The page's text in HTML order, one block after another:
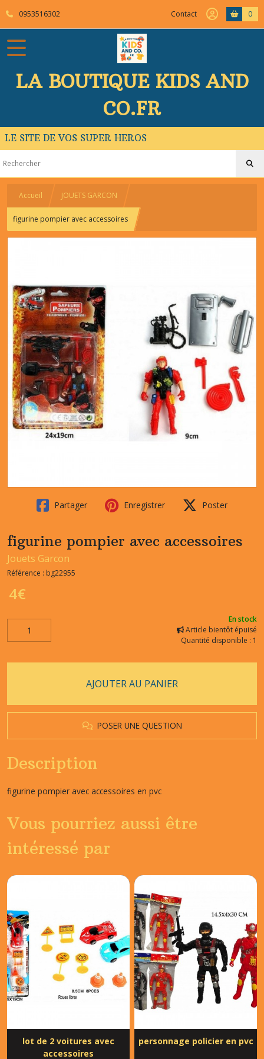
0953516302 Contact 0
LA BOUTIQUE KIDS AND
CO.FR
LE SITE DE VOS SUPER HEROS
Accueil JOUETS GARCON
figurine pompier avec accessoires
Partager Enregistrer Poster
figurine pompier avec accessoires
Jouets Garcon
Référence : bg22955
4€
En stock
Article bientôt épuisé
Quantité disponible : 1
AJOUTER AU PANIER
POSER UNE QUESTION
Description
figurine pompier avec accessoires en pvc
Vous pourriez aussi être
intéressé par
lot de 2 voitures avec
accessoires
personnage policier en pvc